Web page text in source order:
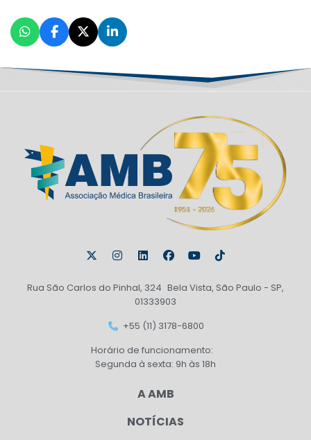
Rua São Carlos do Pinhal, 324 Bela Vista, São Paulo - SP,
01333903
+55 (11) 3178-6800
Horário de funcionamento:
Segunda à sexta: 9h às 18h
A AMB
NOTÍCIAS